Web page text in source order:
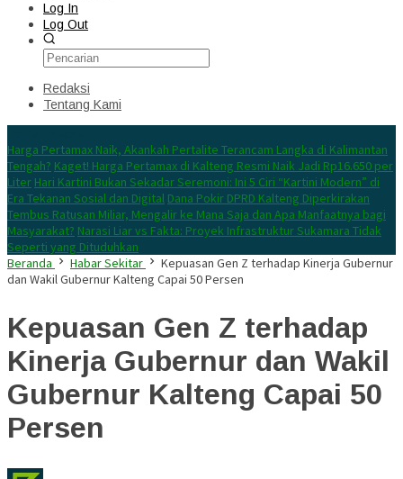
Log In
Log Out
Redaksi
Tentang Kami
Harga Pertamax Naik, Akankah Pertalite Terancam Langka di Kalimantan
Tengah? Kaget! Harga Pertamax di Kalteng Resmi Naik Jadi Rp16.650 per
Liter Hari Kartini Bukan Sekadar Seremoni: Ini 5 Ciri “Kartini Modern” di
Era Tekanan Sosial dan Digital Dana Pokir DPRD Kalteng Diperkirakan
Tembus Ratusan Miliar, Mengalir ke Mana Saja dan Apa Manfaatnya bagi
Masyarakat? Narasi Liar vs Fakta: Proyek Infrastruktur Sukamara Tidak
Seperti yang Dituduhkan
Beranda
Habar Sekitar
Kepuasan Gen Z terhadap Kinerja Gubernur
dan Wakil Gubernur Kalteng Capai 50 Persen
Kepuasan Gen Z terhadap
Kinerja Gubernur dan Wakil
Gubernur Kalteng Capai 50
Persen